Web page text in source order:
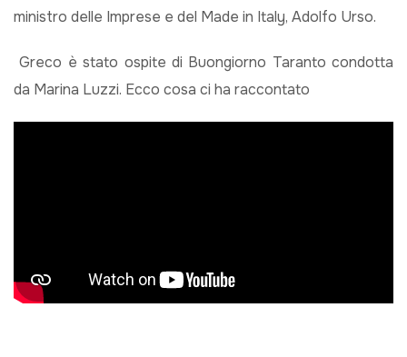
ministro delle Imprese e del Made in Italy, Adolfo Urso.
Greco è stato ospite di Buongiorno Taranto condotta
da Marina Luzzi. Ecco cosa ci ha raccontato